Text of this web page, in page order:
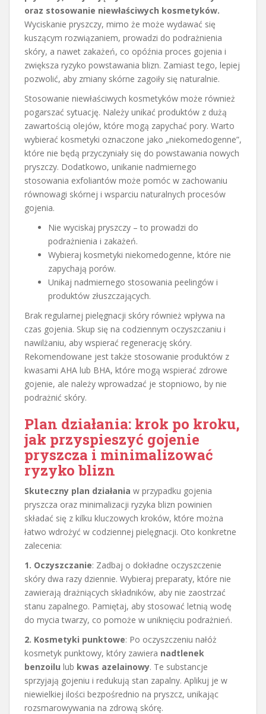
oraz stosowanie niewłaściwych kosmetyków.
Wyciskanie pryszczy, mimo że może wydawać się
kuszącym rozwiązaniem, prowadzi do podrażnienia
skóry, a nawet zakażeń, co opóźnia proces gojenia i
zwiększa ryzyko powstawania blizn. Zamiast tego, lepiej
pozwolić, aby zmiany skórne zagoiły się naturalnie.
Stosowanie niewłaściwych kosmetyków może również
pogarszać sytuację. Należy unikać produktów z dużą
zawartością olejów, które mogą zapychać pory. Warto
wybierać kosmetyki oznaczone jako „niekomedogenne”,
które nie będą przyczyniały się do powstawania nowych
pryszczy. Dodatkowo, unikanie nadmiernego
stosowania exfoliantów może pomóc w zachowaniu
równowagi skórnej i wsparciu naturalnych procesów
gojenia.
Nie wyciskaj pryszczy – to prowadzi do
podrażnienia i zakażeń.
Wybieraj kosmetyki niekomedogenne, które nie
zapychają porów.
Unikaj nadmiernego stosowania peelingów i
produktów złuszczających.
Brak regularnej pielęgnacji skóry również wpływa na
czas gojenia. Skup się na codziennym oczyszczaniu i
nawilżaniu, aby wspierać regenerację skóry.
Rekomendowane jest także stosowanie produktów z
kwasami AHA lub BHA, które mogą wspierać zdrowe
gojenie, ale należy wprowadzać je stopniowo, by nie
podrażnić skóry.
Plan działania: krok po kroku,
jak przyspieszyć gojenie
pryszcza i minimalizować
ryzyko blizn
Skuteczny plan działania w przypadku gojenia
pryszcza oraz minimalizacji ryzyka blizn powinien
składać się z kilku kluczowych kroków, które można
łatwo wdrożyć w codziennej pielęgnacji. Oto konkretne
zalecenia:
1. Oczyszczanie: Zadbaj o dokładne oczyszczenie
skóry dwa razy dziennie. Wybieraj preparaty, które nie
zawierają drażniących składników, aby nie zaostrzać
stanu zapalnego. Pamiętaj, aby stosować letnią wodę
do mycia twarzy, co pomoże w uniknięciu podrażnień.
2. Kosmetyki punktowe: Po oczyszczeniu nałóż
kosmetyk punktowy, który zawiera nadtlenek
benzoilu lub kwas azelainowy. Te substancje
sprzyjają gojeniu i redukują stan zapalny. Aplikuj je w
niewielkiej ilości bezpośrednio na pryszcz, unikając
rozsmarowywania na zdrową skórę.